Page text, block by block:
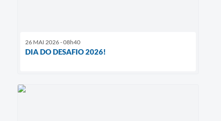
26 MAI 2026 - 08h40
DIA DO DESAFIO 2026!